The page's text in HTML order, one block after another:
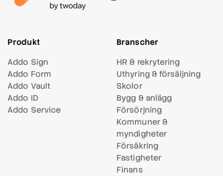
Produkt
Addo Sign
Addo Form
Addo Vault
Addo ID
Addo Service
Branscher
HR & rekrytering
Uthyring & försäljning
Skolor
Bygg & anlägg
Försörjning
Kommuner &
myndigheter
Försäkring
Fastigheter
Finans